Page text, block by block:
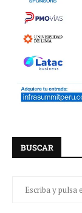
BUSCAR